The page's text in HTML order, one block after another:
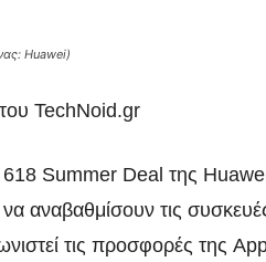
Huawei)
TechNoid.gr
Summer Deal της Huawei
αναβαθμίσουν τις
τις προσφορές της